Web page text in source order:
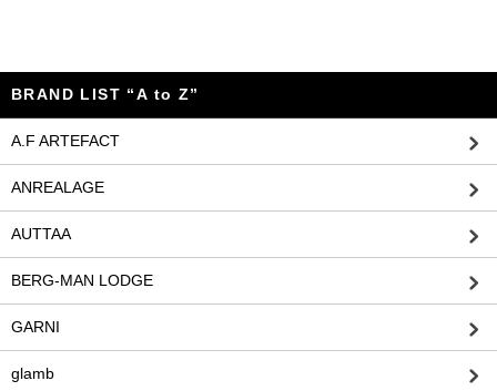
BRAND LIST “A to Z”
A.F ARTEFACT
ANREALAGE
AUTTAA
BERG-MAN LODGE
GARNI
glamb